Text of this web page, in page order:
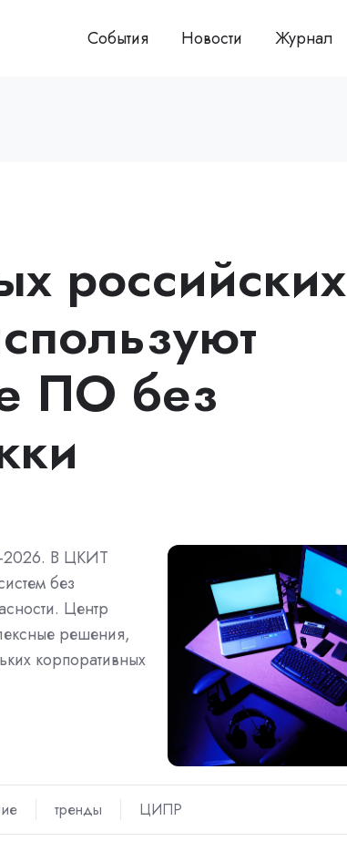
События Новости Журнал
российских
ПО без
2026. В ЦКИТ
без
Центр
решения,
корпоративных
тренды ЦИПР